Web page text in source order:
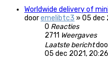
Worldwide delivery of
dooremelibtc3 » 05 dec
0 Reacties
2711 Weergaves
Laatste bericht
05 dec 2021, 20:26